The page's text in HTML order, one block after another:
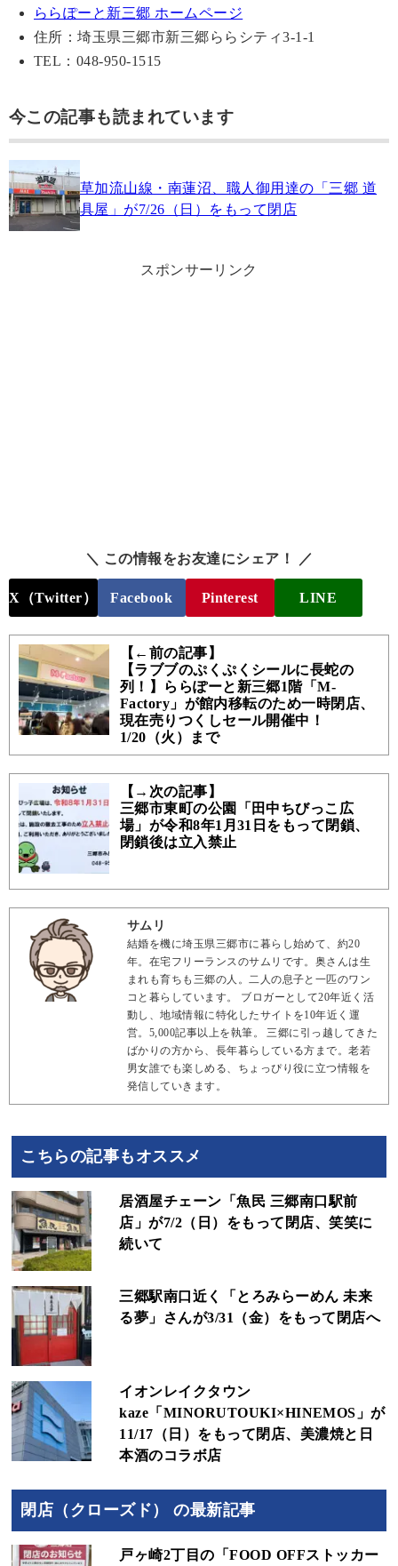
ららぽーと新三郷 ホームページ
住所：埼玉県三郷市新三郷ららシティ3-1-1
TEL：048-950-1515
今この記事も読まれています
草加流山線・南蓮沼、職人御用達の「三郷 道
具屋」が7/26（日）をもって閉店
スポンサーリンク
＼ この情報をお友達にシェア！ ／
X（Twitter） Facebook Pinterest LINE
【←前の記事】
【ラブブのぷくぷくシールに長蛇の
列！】ららぽーと新三郷1階「M-
Factory」が館内移転のため一時閉店、
現在売りつくしセール開催中！
1/20（火）まで
【→次の記事】
三郷市東町の公園「田中ちびっこ広
場」が令和8年1月31日をもって閉鎖、
閉鎖後は立入禁止
サムリ
結婚を機に埼玉県三郷市に暮らし始めて、約20
年。在宅フリーランスのサムリです。奥さんは生
まれも育ちも三郷の人。二人の息子と一匹のワン
コと暮らしています。 ブロガーとして20年近く活
動し、地域情報に特化したサイトを10年近く運
営。5,000記事以上を執筆。 三郷に引っ越してきた
ばかりの方から、長年暮らしている方まで。老若
男女誰でも楽しめる、ちょっぴり役に立つ情報を
発信していきます。
こちらの記事もオススメ
居酒屋チェーン「魚民 三郷南口駅前
店」が7/2（日）をもって閉店、笑笑に
続いて
三郷駅南口近く「とろみらーめん 未来
る夢」さんが3/31（金）をもって閉店へ
イオンレイクタウン
kaze「MINORUTOUKI×HINEMOS」が
11/17（日）をもって閉店、美濃焼と日
本酒のコラボ店
閉店（クローズド） の最新記事
戸ヶ崎2丁目の「FOOD OFFストッカー